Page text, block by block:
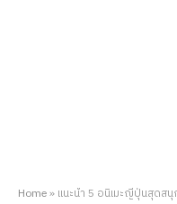
Home» แนะนำ 5 อนิเมะญี่ปุ่นสุดส